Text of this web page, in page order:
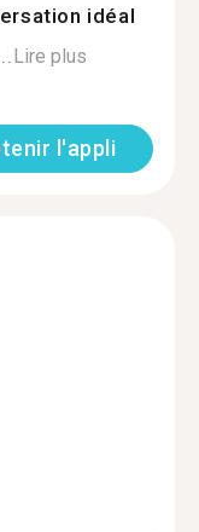
idéal
Lire plus
l'appli